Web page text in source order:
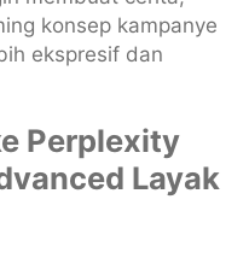
konsep kampanye
ekspresif dan
Perplexity
Layak